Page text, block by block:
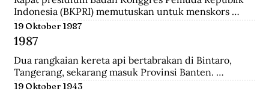
penghentian tembak menembak antara pasukan TKR
(Tentara Keamanan Rakyat) dengan tentara Jepang.
Indonesia (BKPRI) memutuskan untuk menskors
Pemuda Sosialis Indonesia (Pesindo).
19 Oktober 1987
1987
Dua rangkaian kereta api bertabrakan di Bintaro,
Tangerang, sekarang masuk Provinsi Banten.
Lokomotif dan gerbong pertama masing-masing
19 Oktober 1943